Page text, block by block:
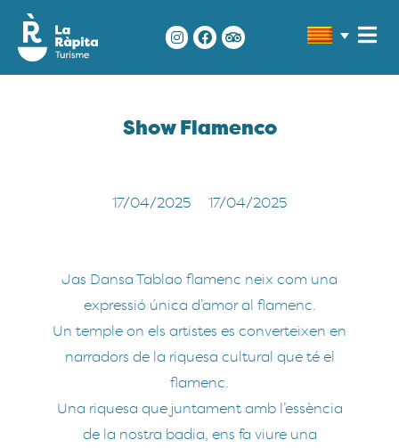
Show Flamenco
17/04/2025 17/04/2025
Jas Dansa Tablao flamenc neix com una
expressió única d’amor al flamenc.
Un temple on els artistes es converteixen en
narradors de la riquesa cultural que té el
flamenc.
Una riquesa que juntament amb l’essència
de la nostra badia, ens fa viure una